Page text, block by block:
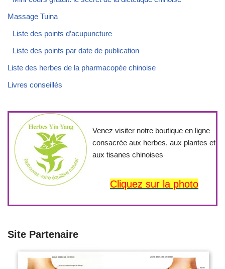
Massage Tuina
Liste des points d’acupuncture
Liste des points par date de publication
Liste des herbes de la pharmacopée chinoise
Livres conseillés
Venez visiter notre boutique en ligne
consacrée aux herbes, aux plantes et
aux tisanes chinoises
Cliquez sur la photo
Site Partenaire